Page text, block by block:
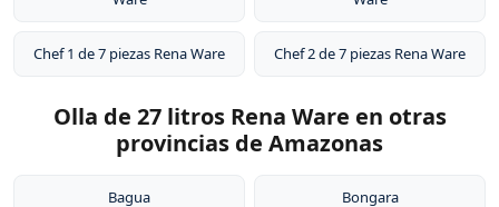
Chef 1 de 7 piezas Rena Ware Chef 2 de 7 piezas Rena Ware
Olla de 27 litros Rena Ware en otras
provincias de Amazonas
Bagua Bongara